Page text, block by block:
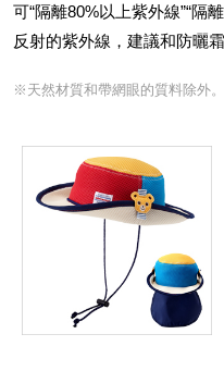
可“隔離80%以上紫外線”“隔
反射的紫外線，建議和防曬
※天然材質和帶網眼的質料除外。